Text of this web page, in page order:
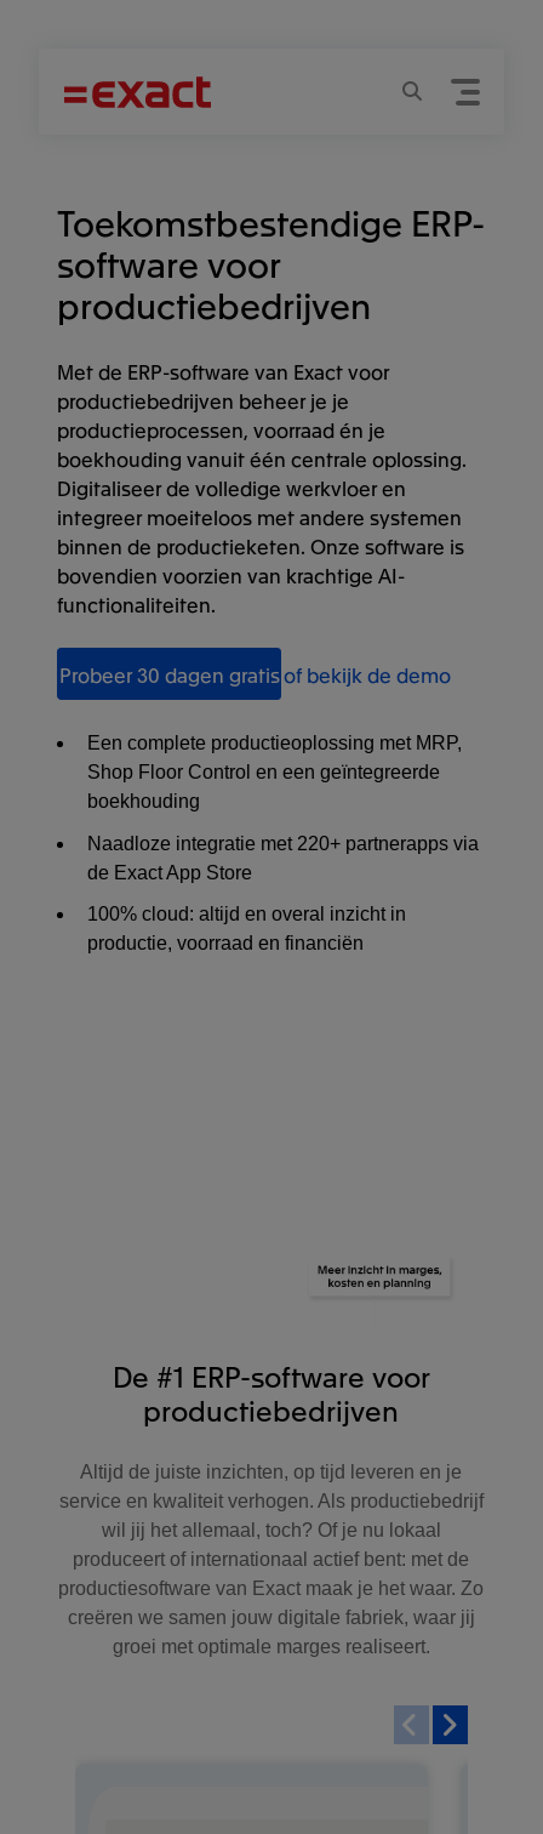
Menu
Zoeken
Toekomstbestendige ERP-
software voor
productiebedrijven
Met de ERP-software van Exact voor
productiebedrijven beheer je je
productieprocessen, voorraad én je
boekhouding vanuit één centrale oplossing.
Digitaliseer de volledige werkvloer en
integreer moeiteloos met andere systemen
binnen de productieketen. Onze software is
bovendien voorzien van krachtige AI-
functionaliteiten.
Probeer 30 dagen gratisof bekijk de demo
Een complete productieoplossing met MRP,
Shop Floor Control en een geïntegreerde
boekhouding
Naadloze integratie met 220+ partnerapps via
de Exact App Store
100% cloud: altijd en overal inzicht in
productie, voorraad en financiën
De #1 ERP-software voor
productiebedrijven
Altijd de juiste inzichten, op tijd leveren en je
service en kwaliteit verhogen. Als productiebedrijf
wil jij het allemaal, toch? Of je nu lokaal
produceert of internationaal actief bent: met de
productiesoftware van Exact maak je het waar. Zo
creëren we samen jouw digitale fabriek, waar jij
groei met optimale marges realiseert.